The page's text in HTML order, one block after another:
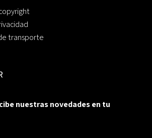
transporte
nuestras novedades en tu